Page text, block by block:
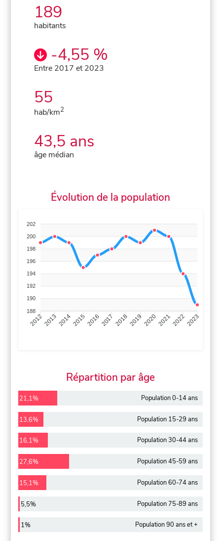
189
habitants
-4,55 %
Entre 2017 et 2023
55
hab/km2
43,5 ans
âge médian
Évolution de la population
202
200
198
196
194
192
190
188
201220132014201520162017 20182019 2020202120222023
Répartition par âge
21,1% Population 0-14 ans
13,6% Population 15-29 ans
16,1% Population 30-44 ans
27,6% Population 45-59 ans
15,1% Population 60-74 ans
5,5% Population 75-89 ans
1% Population 90 ans et +